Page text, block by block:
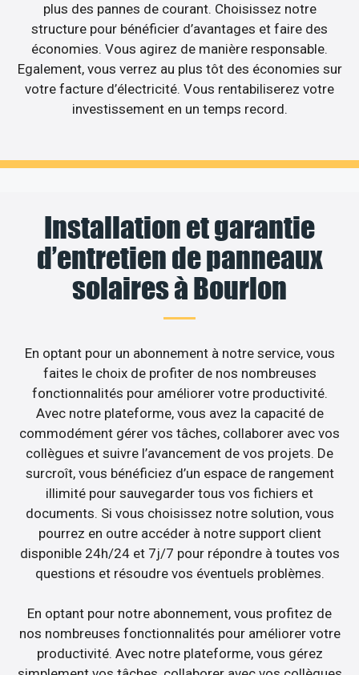
plus des pannes de courant. Choisissez notre
structure pour bénéficier d’avantages et faire des
économies. Vous agirez de manière responsable.
Egalement, vous verrez au plus tôt des économies sur
votre facture d’électricité. Vous rentabiliserez votre
investissement en un temps record.
Installation et garantie
d’entretien de panneaux
solaires à Bourlon
En optant pour un abonnement à notre service, vous
faites le choix de profiter de nos nombreuses
fonctionnalités pour améliorer votre productivité.
Avec notre plateforme, vous avez la capacité de
commodément gérer vos tâches, collaborer avec vos
collègues et suivre l’avancement de vos projets. De
surcroît, vous bénéficiez d’un espace de rangement
illimité pour sauvegarder tous vos fichiers et
documents. Si vous choisissez notre solution, vous
pourrez en outre accéder à notre support client
disponible 24h/24 et 7j/7 pour répondre à toutes vos
questions et résoudre vos éventuels problèmes.
En optant pour notre abonnement, vous profitez de
nos nombreuses fonctionnalités pour améliorer votre
productivité. Avec notre plateforme, vous gérez